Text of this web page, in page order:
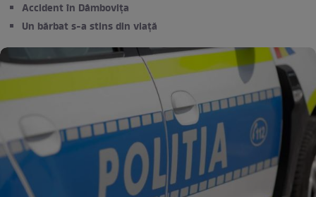
Accident în Dâmbovița
Un bărbat s-a stins din viață